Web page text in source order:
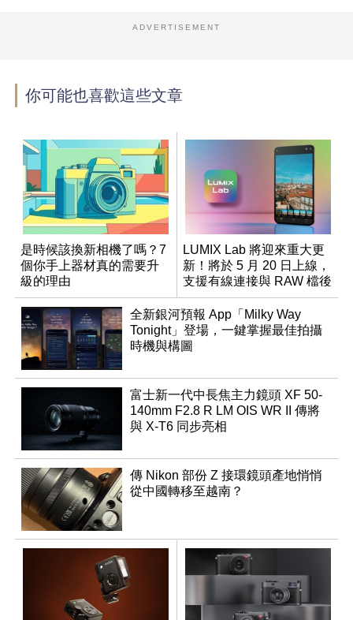
ADVERTISEMENT
你可能也喜歡這些文章
是時候該換新相機了嗎？7
個你手上器材真的需要升
級的理由
LUMIX Lab 將迎來重大更
新！將於 5 月 20 日上線，
支援有線連接與 RAW 檔後
製
全新銀河預報 App「Milky Way
Tonight」登場，一鍵掌握最佳拍攝
時機與構圖
富士新一代中長焦主力鏡頭 XF 50-
140mm F2.8 R LM OIS WR II 傳將
與 X-T6 同步亮相
傳 Nikon 部份 Z 接環鏡頭產地悄悄
從中國轉移至越南？